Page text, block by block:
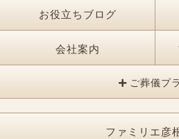
お役立ちブログ
会社案内
ご葬儀プ
ファミリエ彦